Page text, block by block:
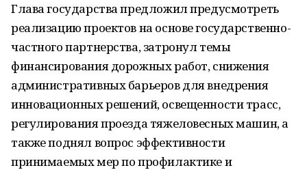
Глава государства предложил предусмотреть
реализацию проектов на основе государственно-
частного партнерства, затронул темы
финансирования дорожных работ, снижения
административных барьеров для внедрения
инновационных решений, освещенности трасс,
регулирования проезда тяжеловесных машин, а
также поднял вопрос эффективности
принимаемых мер по профилактике и